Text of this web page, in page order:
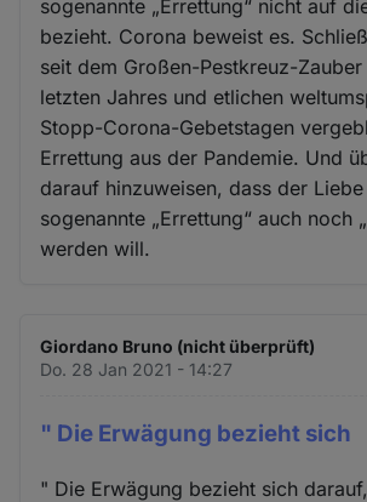
sogenannte „Errettung“ nicht auf
bezieht. Corona beweist es.
seit dem Großen-Pestkreuz-Zauber
letzten Jahres und etlichen
Stopp-Corona-Gebetstagen
Errettung aus der Pandemie. Und
darauf hinzuweisen, dass der
sogenannte „Errettung“ auch noch
werden will.
Giordano Bruno (nicht überprüft)
Do. 28 Jan 2021 - 14:27
" Die Erwägung bezieht sich
" Die Erwägung bezieht sich